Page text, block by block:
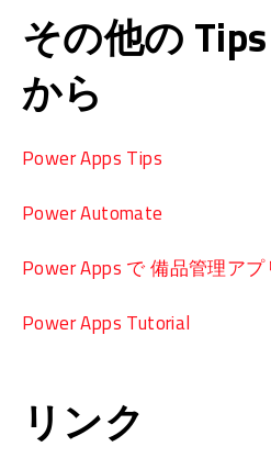
その他の
から
Power Apps Tips
Power Automate
Power Apps で 備品管理アプ
Power Apps Tutorial
リンク